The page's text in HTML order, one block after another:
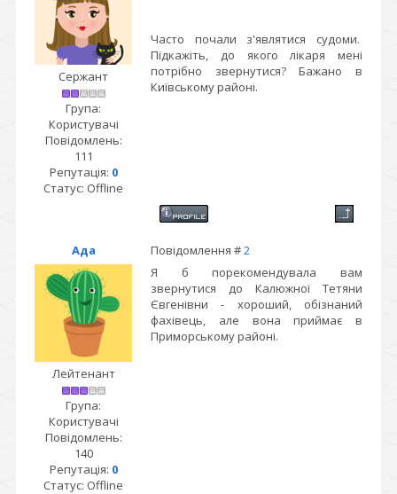
Сержант
Група:
Користувачі
Повідомлень:
111
Репутація: 0
Статус: Offline
Часто почали з'являтися судоми.
Підкажіть, до якого лікаря мені
потрібно звернутися? Бажано в
Київському районі.
Ада Повідомлення #2
Лейтенант
Група:
Користувачі
Повідомлень:
140
Репутація: 0
Статус: Offline
Я б порекомендувала вам
звернутися до Калюжної Тетяни
Євгенівни - хороший, обізнаний
фахівець, але вона приймає в
Приморському районі.